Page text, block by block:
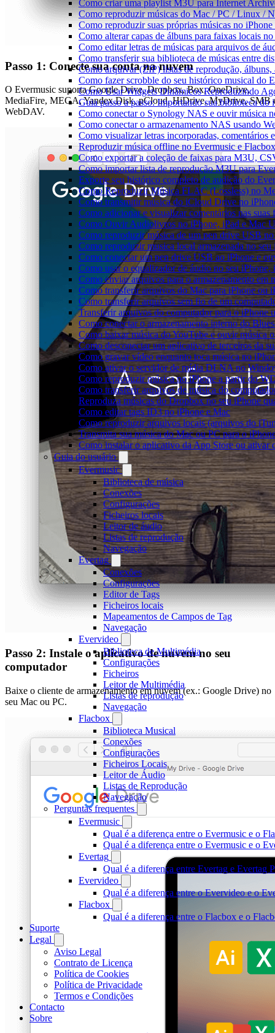
Como criar uma playlist M3U para Internet
Como reproduzir músicas do Mac / PC / Linux /
Como reproduzir suas próprias músicas no
Como alterar capas de álbuns para faixas locais
Como editar letras de músicas para arquivos de
Como transferir sua biblioteca de músicas entre
Como arquivar (ZIP) listas de reprodução,
Como fazer scrobble do seu histórico musical do
Como Usar Widgets Dinâmicos Reproduzindo
Guia passo a passo: Importando sua biblioteca
Como conectar o Synology NAS e ouvir música
Como conectar o armazenamento NAS usando
Como visualizar letras incorporadas,
Reproduzir música offline no Evermusic e
Como exportar a coleção de faixas para M3U,
Como importar lista de reprodução M3U para
Exporte seu histórico completo de audição do
Como Reproduzir Música FLAC (Lossless) no
Como transmitir música do iCloud Drive no
Como adicionar e visualizar comentários nas
Como Ouvir Audiolivros no iPhone, iPad e Mac
Como reproduzir música de um pen drive USB
Como reproduzir musica local armazenada no
Como conectar um pen drive USB ao iPhone e
Como usar o equalizador de áudio no seu
Como enviar arquivos para o armazenamento
Como transferir arquivos do Mac para iPhone ou
Como transferir arquivos sem fio de um
Transferir arquivos do computador para o iPhone
Como conectar o armazenamento interno do
Como baixar música do YouTube e ouvir música
Como desconectar um aplicativo de terceiros da
Como gravar vídeo enquanto toca música no
Como ativar o servidor de mídia DLNA no
Como reproduzir música no iPhone a partir do
Como transferir arquivos de música do
Reproduza músicas do Dropbox no seu iPhone
Como editar tags ID3 no iPhone e Mac
Como reproduzir arquivos locais (arquivos do
Transmita sua música do Mac ou PC para o
Como instalar o aplicativo da App Store ou
Guia do usuário
Evermusic
Biblioteca de música
Conexões
Configurações
Ficheiros locais
Leitor de áudio
Listas de reprodução
Navegação
Evertag
Conexões
Configurações
Editor de Tags
Ficheiros locais
Mapeamentos de Campos de Tag
Navegação
Evervideo
Biblioteca de Multimédia
Configurações
Ficheiros
Leitor de Multimédia
Listas de reprodução
Navegação
Flacbox
Biblioteca Musical
Conexões
Configurações
Ficheiros Locais
Leitor de Áudio
Listas de Reprodução
Navegação
Perguntas frequentes
Evermusic
Qual é a diferença entre o Evermusic e o
Qual é a diferença entre o Evermusic e o
Evertag
Qual é a diferença entre Evertag e Evertag
Evervideo
Qual é a diferença entre o Evervideo e o
Flacbox
Qual é a diferença entre o Flacbox e o
Suporte
Legal
Aviso Legal
Contrato de Licença
Política de Cookies
Política de Privacidade
Termos e Condições
Contacto
Sobre
Passo 1: Conecte sua conta na nuvem
O Evermusic suporta Google Drive, Dropbox, Box, OneDrive,
MediaFire, MEGA, Yandex.Disk, pCloud, HiDrive, MyDrive, SMB
WebDAV.
Passo 2: Instale o aplicativo de nuvem no seu
computador
Baixe o cliente de armazenamento em nuvem (ex.: Google Drive) no
seu Mac ou PC.